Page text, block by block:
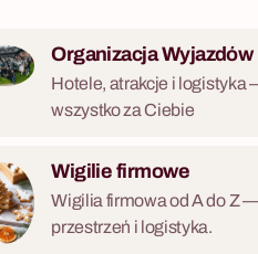
Organizacja
Hotele, atrakcje i logistyka
wszystko za Ciebie
Wigilie firmowe
Wigilia firmowa od A do Z
przestrzeń i logistyka.